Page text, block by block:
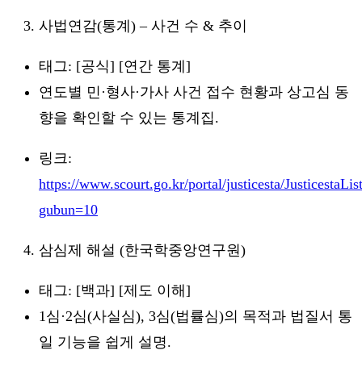
사법연감(통계) – 사건 수 & 추이
태그: [공식] [연간 통계]
연도별 민·형사·가사 사건 접수 현황과 상고심 동
향을 확인할 수 있는 통계집.
링크:
https://www.scourt.go.kr/portal/justicesta/
gubun=10
삼심제 해설 (한국학중앙연구원)
태그: [백과] [제도 이해]
1심·2심(사실심), 3심(법률심)의 목적과 법질서 통
일 기능을 쉽게 설명.